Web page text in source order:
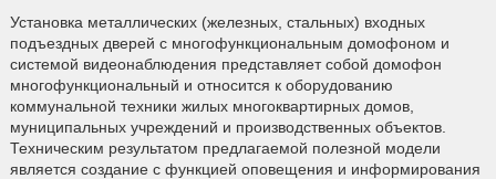
Установка металлических (железных, стальных) входных
подъездных дверей с многофункциональным домофоном и
системой видеонаблюдения представляет собой домофон
многофункциональный и относится к оборудованию
коммунальной техники жилых многоквартирных домов,
муниципальных учреждений и производственных объектов.
Техническим результатом предлагаемой полезной модели
является создание с функцией оповещения и информирования